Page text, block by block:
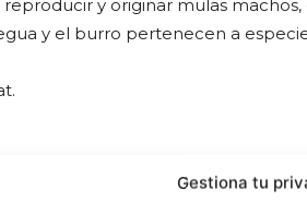
Gestiona tu
y originar mulas machos,
y el burro pertenecen a